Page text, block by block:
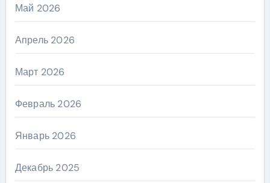
Май 2026
Апрель 2026
Март 2026
Февраль 2026
Январь 2026
Декабрь 2025